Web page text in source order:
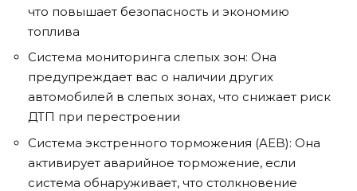
что повышает безопасность и экономию
топлива
Система мониторинга слепых зон: Она
предупреждает вас о наличии других
автомобилей в слепых зонах, что снижает риск
ДТП при перестроении
Система экстренного торможения (AEB): Она
активирует аварийное торможение, если
система обнаруживает, что столкновение